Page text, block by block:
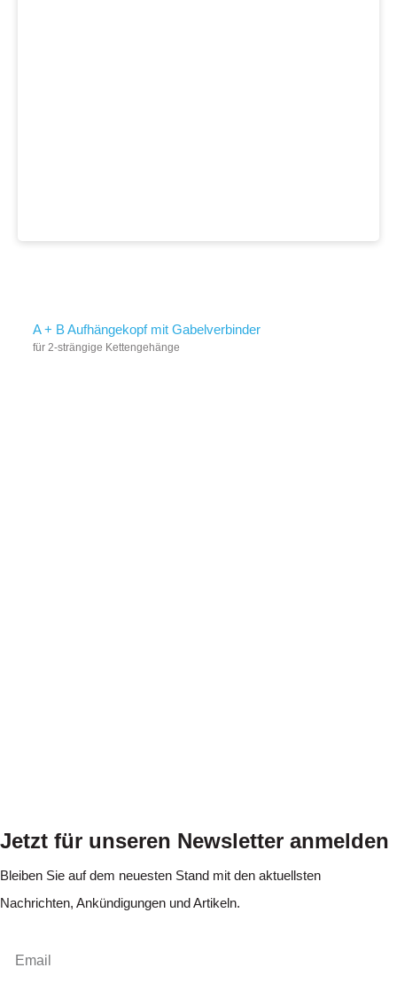
A + B Aufhängekopf mit Gabelverbinder
für 2-strängige Kettengehänge
Jetzt für unseren Newsletter anmelden
Bleiben Sie auf dem neuesten Stand mit den aktuellsten
Nachrichten, Ankündigungen und Artikeln.